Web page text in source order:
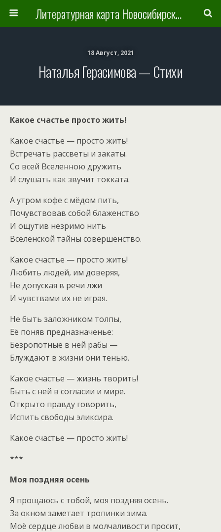
Литературная карта Новосибирска и Новосибирской области
18 Август, 2021
Наталья Герасимова — Стихи
Какое счастье просто жить!
Какое счастье — просто жить!
Встречать рассветы и закаты.
Со всей Вселенною дружить
И слушать как звучит токката.
А утром кофе с мёдом пить,
Почувствовав собой блаженство
И ощутив незримо нить
Вселенской тайны совершенство.
Какое счастье — просто жить!
Любить людей, им доверяя,
Не допуская в речи лжи
И чувствами их не играя.
Не быть заложником толпы,
Её поняв предназначенье:
Безропотные в ней рабы —
Блуждают в жизни они тенью.
Какое счастье — жизнь творить!
Быть с ней в согласии и мире.
Открыто правду говорить,
Испить свободы эликсира.
Какое счастье — просто жить!
***
Моя поздняя осень
Я прощаюсь с тобой, моя поздняя осень.
За окном заметает тропинки зима.
Моё сердце любви в молчаливости просит,